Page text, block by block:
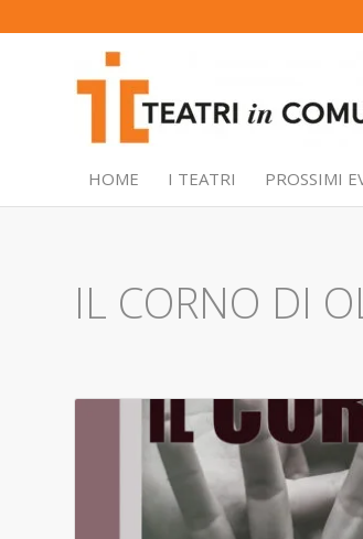
HOME I TEATRI PROSSIMI
IL CORNO DI